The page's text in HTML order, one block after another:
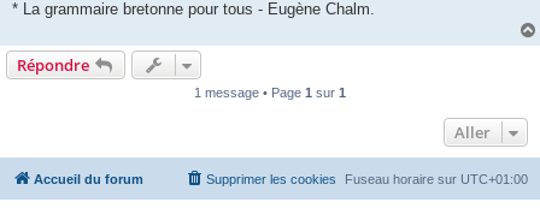
* La grammaire bretonne pour tous - Eugène Chalm.
Répondre
1 message • Page 1 sur 1
Aller
Accueil du forum Fuseau horaire sur UTC+01:00
Supprimer les cookies